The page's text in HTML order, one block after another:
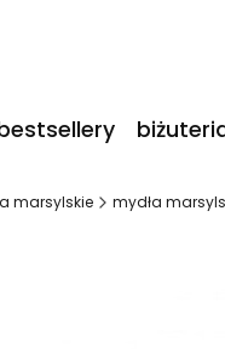
marsylskie mydła